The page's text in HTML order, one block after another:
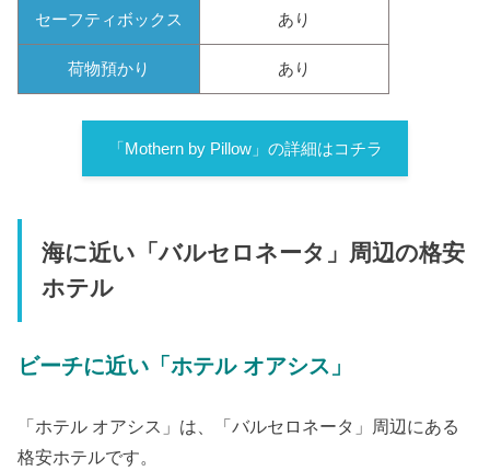
セーフティボックス あり
荷物預かり あり
「Mothern by Pillow」の詳細はコチラ
海に近い「バルセロネータ」周辺の格安
ホテル
ビーチに近い「ホテル オアシス」
「ホテル オアシス」は、「バルセロネータ」周辺にある
格安ホテルです。